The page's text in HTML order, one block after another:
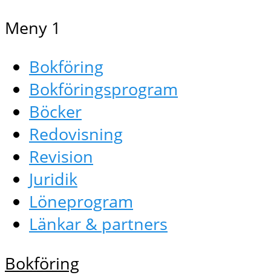
Meny 1
Bokföring
Bokföringsprogram
Böcker
Redovisning
Revision
Juridik
Löneprogram
Länkar & partners
Bokföring